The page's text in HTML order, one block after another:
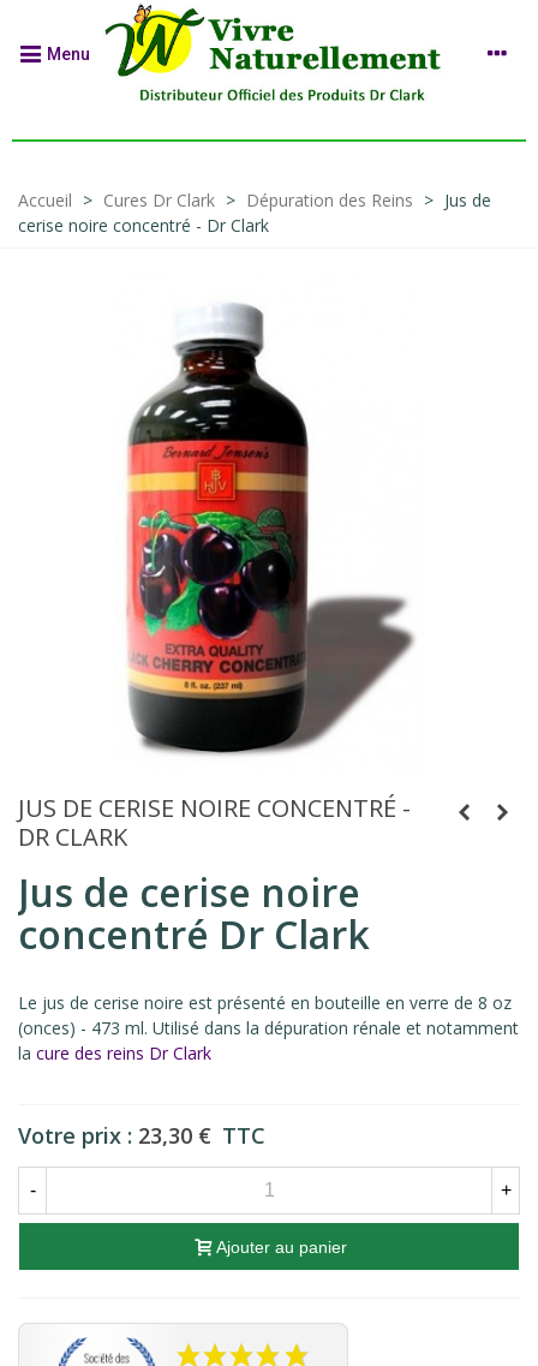
Menu
Accueil > Cures Dr Clark > Dépuration des Reins > Jus de
cerise noire concentré - Dr Clark
JUS DE CERISE NOIRE CONCENTRÉ -
DR CLARK
Jus de cerise noire
concentré Dr Clark
Le jus de cerise noire est présenté en bouteille en verre de 8 oz
(onces) - 473 ml. Utilisé dans la dépuration rénale et notamment
la cure des reins Dr Clark
Votre prix : 23,30 € TTC
- +
Ajouter au panier